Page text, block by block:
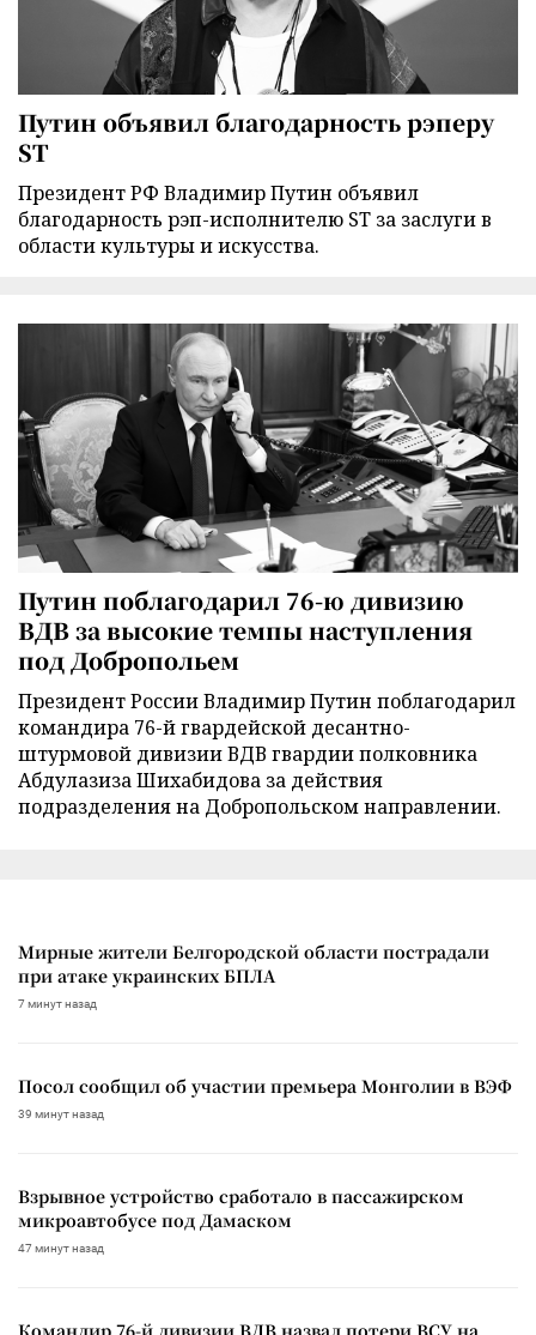
Путин объявил благодарность рэперу
ST
Президент РФ Владимир Путин объявил
благодарность рэп-исполнителю ST за заслуги в
области культуры и искусства.
Путин поблагодарил 76-ю дивизию
ВДВ за высокие темпы наступления
под Добропольем
Президент России Владимир Путин поблагодарил
командира 76-й гвардейской десантно-
штурмовой дивизии ВДВ гвардии полковника
Абдулазиза Шихабидова за действия
подразделения на Добропольском направлении.
Мирные жители Белгородской области пострадали
при атаке украинских БПЛА
7 минут назад
Посол сообщил об участии премьера Монголии в ВЭФ
39 минут назад
Взрывное устройство сработало в пассажирском
микроавтобусе под Дамаском
47 минут назад
Командир 76-й дивизии ВДВ назвал потери ВСУ на